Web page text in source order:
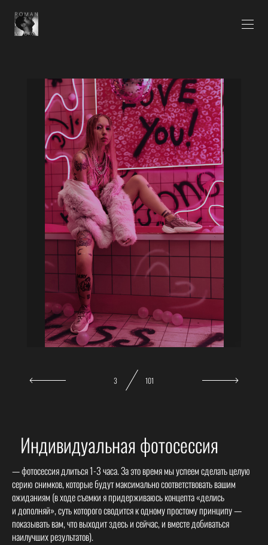
Индивидуальная фотосессия
— фотосессия длиться 1-3 часа. За это время мы успеем сделать целую
серию снимков, которые будут максимально соответствовать вашим
ожиданиям (в ходе съемки я придерживаюсь концепта «делись
и дополняй», суть которого сводится к одному простому принципу —
показывать вам, что выходит здесь и сейчас, и вместе добиваться
наилучших результатов).
3 101